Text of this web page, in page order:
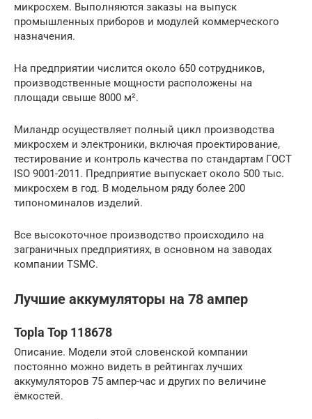
микросхем. Выполняются заказы на выпуск
промышленных приборов и модулей коммерческого
назначения.
На предприятии числится около 650 сотрудников,
производственные мощности расположены на
площади свыше 8000 м².
Миландр осуществляет полный цикл производства
микросхем и электроники, включая проектирование,
тестирование и контроль качества по стандартам ГОСТ
ISO 9001-2011. Предприятие выпускает около 500 тыс.
микросхем в год. В модельном ряду более 200
типономиналов изделий.
Все высокоточное производство происходило на
заграничных предприятиях, в основном на заводах
компании TSMC.
Лучшие аккумуляторы на 78 ампер
Topla Top 118678
Описание. Модели этой словенской компании
постоянно можно видеть в рейтингах лучших
аккумуляторов 75 ампер-час и других по величине
ёмкостей.